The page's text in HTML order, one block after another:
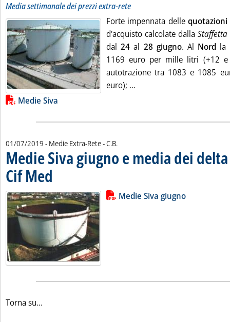
Media settimanale dei prezzi extra-rete
Forte impennata delle quotazioni
d'acquisto calcolate dalla
dal24al 28 giugno. Al Nord la
1169 euro per mille litri (+12
autotrazione tra 1083 e 1085
euro); ...
Lista allegati PDF alla notizia
Medie Siva
01/07/2019 - Medie Extra-Rete -di:
C.B.
Medie Siva giugno e media dei
Cif Med . Pubblicata lunedì 01 luglio 2019 alle 14.44.
Leggi tutta la notizia: 'Medie
Lista allegati PDF alla notiziaMedie Siva giugno
Torna su...